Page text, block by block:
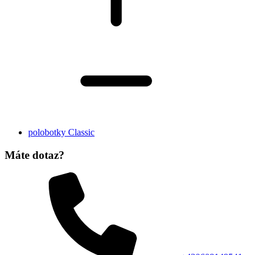
polobotky Classic
Máte dotaz?